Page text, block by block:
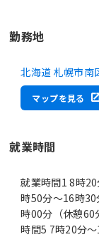
勤務地
北海道 札幌市南
マップを見る
就業時間
就業時間1 8時
時50分〜16時
時00分（休憩60
時間5 7時20分